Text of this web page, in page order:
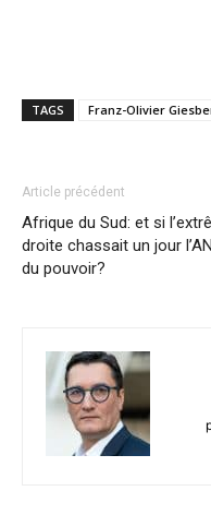
TAGS Franz-Olivier
Article précédent
Afrique du Sud: et si
droite chassait un jour
du pouvoir?